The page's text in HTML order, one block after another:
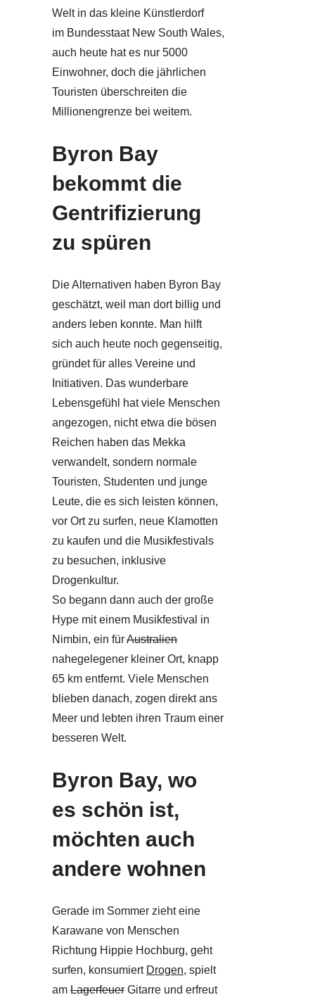
Welt in das kleine Künstlerdorf
im Bundesstaat New South Wales,
auch heute hat es nur 5000
Einwohner, doch die jährlichen
Touristen überschreiten die
Millionengrenze bei weitem.
Byron Bay
bekommt die
Gentrifizierung
zu spüren
Die Alternativen haben Byron Bay
geschätzt, weil man dort billig und
anders leben konnte. Man hilft
sich auch heute noch gegenseitig,
gründet für alles Vereine und
Initiativen. Das wunderbare
Lebensgefühl hat viele Menschen
angezogen, nicht etwa die bösen
Reichen haben das Mekka
verwandelt, sondern normale
Touristen, Studenten und junge
Leute, die es sich leisten können,
vor Ort zu surfen, neue Klamotten
zu kaufen und die Musikfestivals
zu besuchen, inklusive
Drogenkultur.
So begann dann auch der große
Hype mit einem Musikfestival in
Nimbin, ein fürAustralien
nahegelegener kleiner Ort, knapp
65 km entfernt. Viele Menschen
blieben danach, zogen direkt ans
Meer und lebten ihren Traum einer
besseren Welt.
Byron Bay, wo
es schön ist,
möchten auch
andere wohnen
Gerade im Sommer zieht eine
Karawane von Menschen
Richtung Hippie Hochburg, geht
surfen, konsumiert Drogen, spielt
am Lagerfeuer Gitarre und erfreut